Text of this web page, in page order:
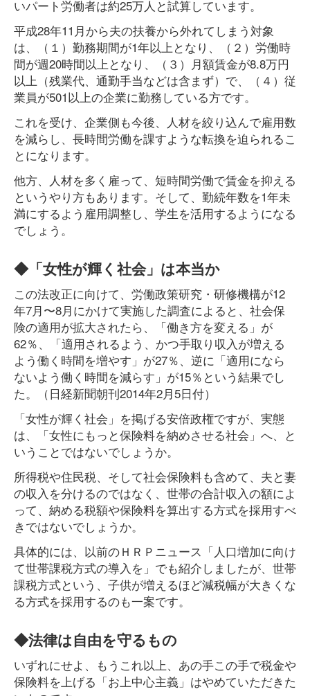
いパート労働者は約25万人と試算しています。
平成28年11月から夫の扶養から外れてしまう対象
は、（１）勤務期間が1年以上となり、（２）労働時
間が週20時間以上となり、（３）月額賃金が8.8万円
以上（残業代、通勤手当などは含まず）で、（４）従
業員が501以上の企業に勤務している方です。
これを受け、企業側も今後、人材を絞り込んで雇用数
を減らし、長時間労働を課すような転換を迫られるこ
とになります。
他方、人材を多く雇って、短時間労働で賃金を抑える
というやり方もあります。そして、勤続年数を1年未
満にするよう雇用調整し、学生を活用するようになる
でしょう。
◆「女性が輝く社会」は本当か
この法改正に向けて、労働政策研究・研修機構が12
年7月〜8月にかけて実施した調査によると、社会保
険の適用が拡大されたら、「働き方を変える」が
62％、「適用されるよう、かつ手取り収入が増える
よう働く時間を増やす」が27％、逆に「適用になら
ないよう働く時間を減らす」が15％という結果でし
た。（日経新聞朝刊2014年2月5日付）
「女性が輝く社会」を掲げる安倍政権ですが、実態
は、「女性にもっと保険料を納めさせる社会」へ、と
いうことではないでしょうか。
所得税や住民税、そして社会保険料も含めて、夫と妻
の収入を分けるのではなく、世帯の合計収入の額によ
って、納める税額や保険料を算出する方式を採用すべ
きではないでしょうか。
具体的には、以前のＨＲＰニュース「人口増加に向け
て世帯課税方式の導入を」でも紹介しましたが、世帯
課税方式という、子供が増えるほど減税幅が大きくな
る方式を採用するのも一案です。
◆法律は自由を守るもの
いずれにせよ、もうこれ以上、あの手この手で税金や
保険料を上げる「お上中心主義」はやめていただきた